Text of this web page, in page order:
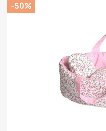
-50%